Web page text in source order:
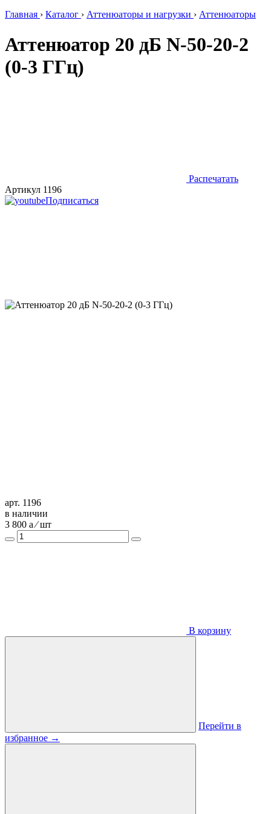
Главная › Каталог › Аттенюаторы и нагрузки › Аттенюаторы
Аттенюатор 20 дБ N-50-20-2
(0-3 ГГц)
Распечатать
Артикул 1196
Подписаться
арт. 1196
в наличии
3 800 a ⁄ шт
В корзину
Перейти в
избранное →